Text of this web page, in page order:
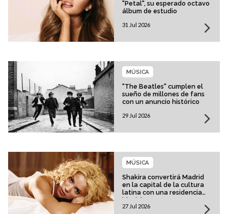
"Petal", su esperado octavo
álbum de estudio
31 Jul 2026
"The Beatles" cumplen el
sueño de millones de fans
con un anuncio histórico
MÚSICA
29 Jul 2026
Shakira convertirá Madrid
en la capital de la cultura
latina con una residencia
histórica
MÚSICA
27 Jul 2026